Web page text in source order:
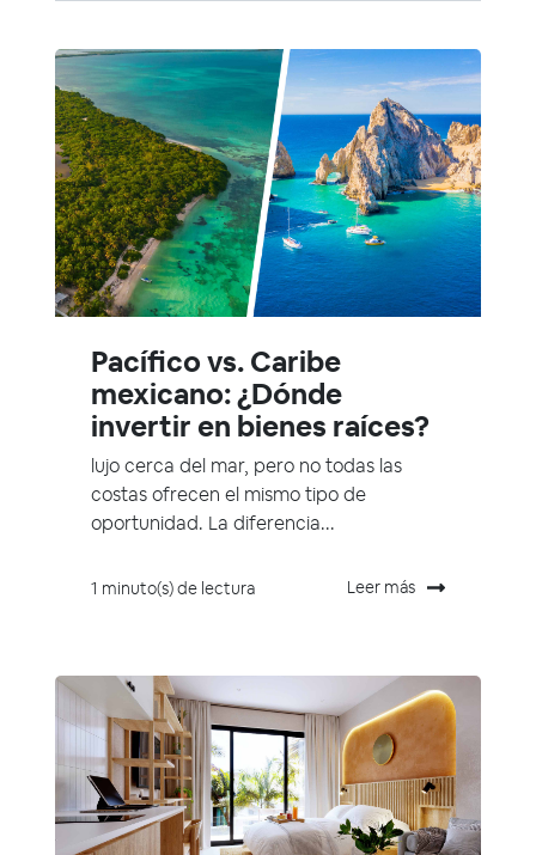
Pacífico vs. Caribe
mexicano: ¿Dónde
invertir en bienes raíces?
lujo cerca del mar, pero no todas las
costas ofrecen el mismo tipo de
oportunidad. La diferencia...
1 minuto(s) de lectura Leer más